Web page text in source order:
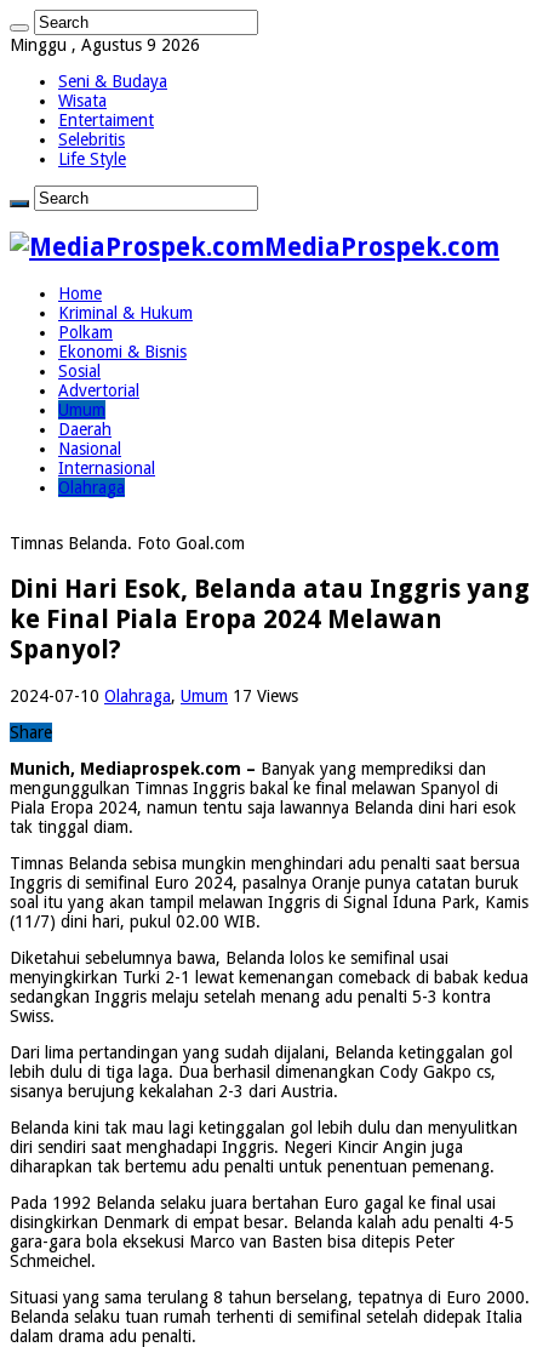
Minggu , Agustus 9 2026
Seni & Budaya
Wisata
Entertaiment
Selebritis
Life Style
MediaProspek.com
Home
Kriminal & Hukum
Polkam
Ekonomi & Bisnis
Sosial
Advertorial
Umum
Daerah
Nasional
Internasional
Olahraga
Timnas Belanda. Foto Goal.com
Dini Hari Esok, Belanda atau Inggris yang
ke Final Piala Eropa 2024 Melawan
Spanyol?
2024-07-10 Olahraga, Umum 17 Views
Share
Munich, Mediaprospek.com – Banyak yang memprediksi dan
mengunggulkan Timnas Inggris bakal ke final melawan Spanyol di
Piala Eropa 2024, namun tentu saja lawannya Belanda dini hari esok
tak tinggal diam.
Timnas Belanda sebisa mungkin menghindari adu penalti saat bersua
Inggris di semifinal Euro 2024, pasalnya Oranje punya catatan buruk
soal itu yang akan tampil melawan Inggris di Signal Iduna Park, Kamis
(11/7) dini hari, pukul 02.00 WIB.
Diketahui sebelumnya bawa, Belanda lolos ke semifinal usai
menyingkirkan Turki 2-1 lewat kemenangan comeback di babak kedua
sedangkan Inggris melaju setelah menang adu penalti 5-3 kontra
Swiss.
Dari lima pertandingan yang sudah dijalani, Belanda ketinggalan gol
lebih dulu di tiga laga. Dua berhasil dimenangkan Cody Gakpo cs,
sisanya berujung kekalahan 2-3 dari Austria.
Belanda kini tak mau lagi ketinggalan gol lebih dulu dan menyulitkan
diri sendiri saat menghadapi Inggris. Negeri Kincir Angin juga
diharapkan tak bertemu adu penalti untuk penentuan pemenang.
Pada 1992 Belanda selaku juara bertahan Euro gagal ke final usai
disingkirkan Denmark di empat besar. Belanda kalah adu penalti 4-5
gara-gara bola eksekusi Marco van Basten bisa ditepis Peter
Schmeichel.
Situasi yang sama terulang 8 tahun berselang, tepatnya di Euro 2000.
Belanda selaku tuan rumah terhenti di semifinal setelah didepak Italia
dalam drama adu penalti.